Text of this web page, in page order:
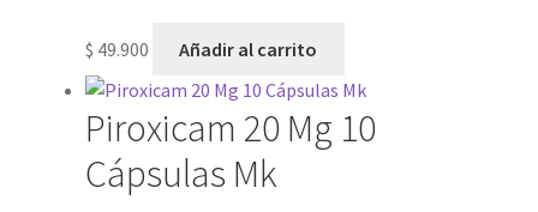
$ 49.900 Añadir al carrito
Piroxicam 20 Mg 10
Cápsulas Mk